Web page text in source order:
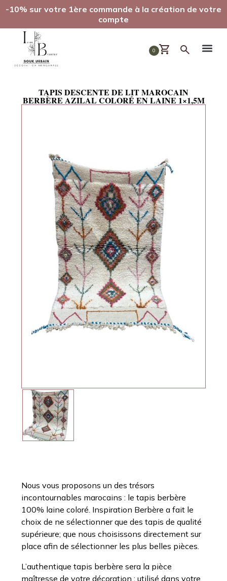
-10% sur votre 1ère commande à la création de votre
compte
0
TAPIS DESCENTE DE LIT MAROCAIN
BERBÈRE AZILAL COLORÉ EN LAINE 1×1,5M
Nous vous proposons un des trésors
incontournables marocains : le tapis berbère
100% laine coloré. Inspiration Berbère a fait le
choix de ne sélectionner que des tapis de qualité
supérieure; que nous choisissons directement sur
place afin de sélectionner les plus belles pièces.
L’authentique tapis berbère sera la pièce
maîtresse de votre décoration ; utilisé dans votre